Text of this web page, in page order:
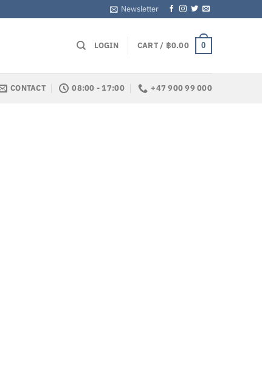
Newsletter
LOGIN CART / ฿0.00 0
CONTACT 08:00 - 17:00 +47 900 99 000